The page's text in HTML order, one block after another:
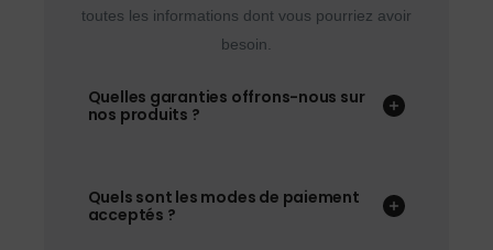
toutes les informations dont vous pourriez avoir
besoin.
Quelles garanties offrons-nous sur
nos produits ?
Quels sont les modes de paiement
acceptés ?